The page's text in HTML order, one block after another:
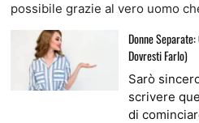
possibile grazie al vero uomo
Donne
Dovresti Farlo)
Sarò
scrivere
di